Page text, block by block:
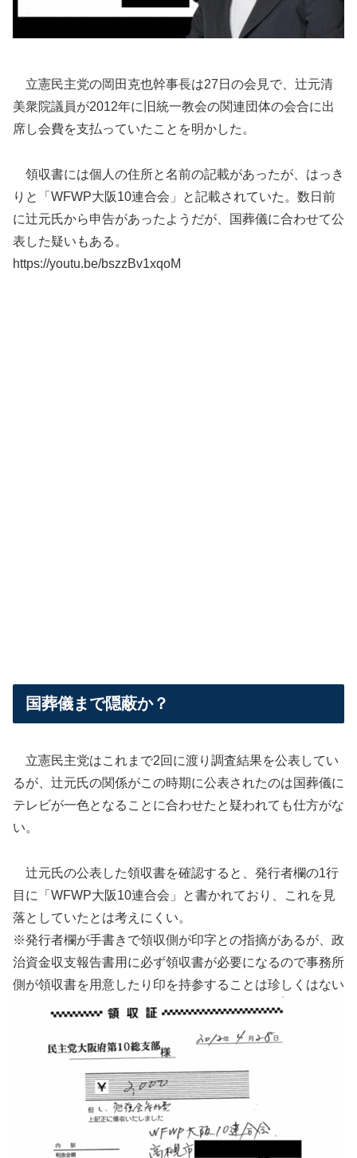
立憲民主党の岡田克也幹事長は27日の会見で、辻元清
美衆院議員が2012年に旧統一教会の関連団体の会合に出
席し会費を支払っていたことを明かした。
領収書には個人の住所と名前の記載があったが、はっき
りと「WFWP大阪10連合会」と記載されていた。数日前
に辻元氏から申告があったようだが、国葬儀に合わせて公
表した疑いもある。
https://youtu.be/bszzBv1xqoM
国葬儀まで隠蔽か？
立憲民主党はこれまで2回に渡り調査結果を公表してい
るが、辻元氏の関係がこの時期に公表されたのは国葬儀に
テレビが一色となることに合わせたと疑われても仕方がな
い。
辻元氏の公表した領収書を確認すると、発行者欄の1行
目に「WFWP大阪10連合会」と書かれており、これを見
落としていたとは考えにくい。
※発行者欄が手書きで領収側が印字との指摘があるが、政
治資金収支報告書用に必ず領収書が必要になるので事務所
側が領収書を用意したり印を持参することは珍しくはない